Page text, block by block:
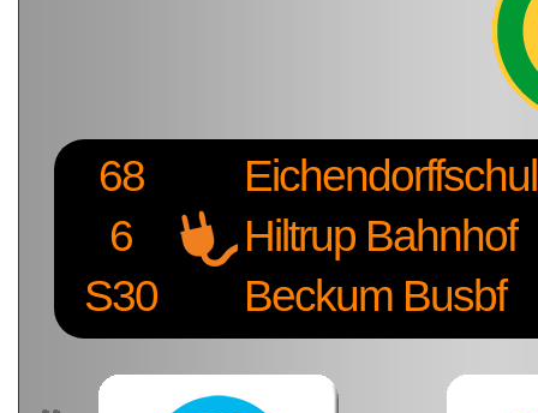
68
6
Hiltrup Bahnhof
S30
Beckum Busbf